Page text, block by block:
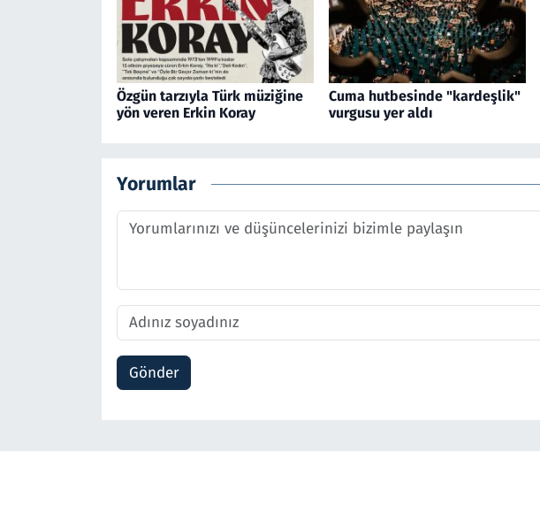
Özgün tarzıyla Türk müziğine
yön veren Erkin Koray
Cuma hutbesinde "kardeşlik"
vurgusu yer aldı
Yorumlar
Gönder